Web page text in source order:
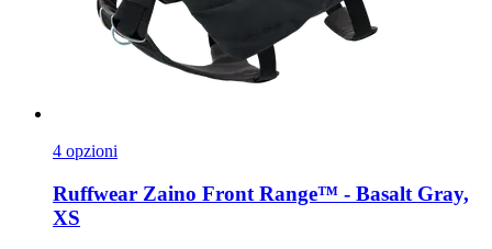
4 opzioni
Ruffwear Zaino Front Range™ -​ Basalt Gray,
XS